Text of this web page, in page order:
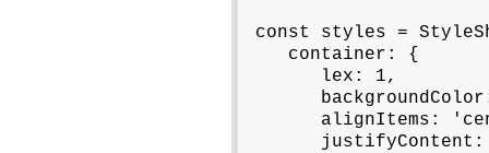
const styles =
container: {
lex: 1,
alignItems:
justifyContent: